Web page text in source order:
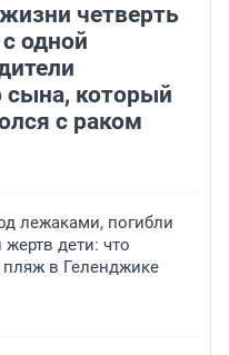
четверть
одной
сына, который
с раком
лежаками, погибли
дети: что
пляж в Геленджике